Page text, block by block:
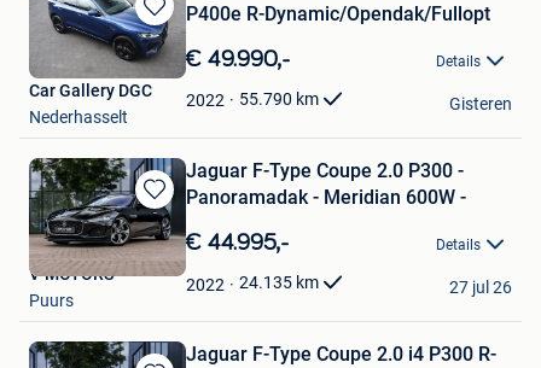
Bewaren
in
Mijn
Favorieten
P400e R-Dynamic/Opendak/Fullopt
€ 49.990,- Details
2022 55.790 km
Car Gallery DGC
Nederhasselt
Gisteren
Bewaren
in
Mijn
Favorieten
Jaguar F-Type Coupe 2.0 P300 -
Panoramadak - Meridian 600W -
€ 44.995,- Details
2022 24.135 km
V-MOTORS
Puurs
27 jul 26
Jaguar F-Type Coupe 2.0 i4 P300 R-